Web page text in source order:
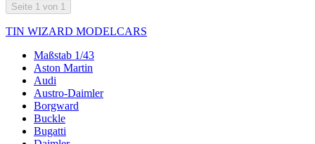
Seite 1 von 1
TIN WIZARD MODELCARS
Maßstab 1/43
Aston Martin
Audi
Austro-Daimler
Borgward
Buckle
Bugatti